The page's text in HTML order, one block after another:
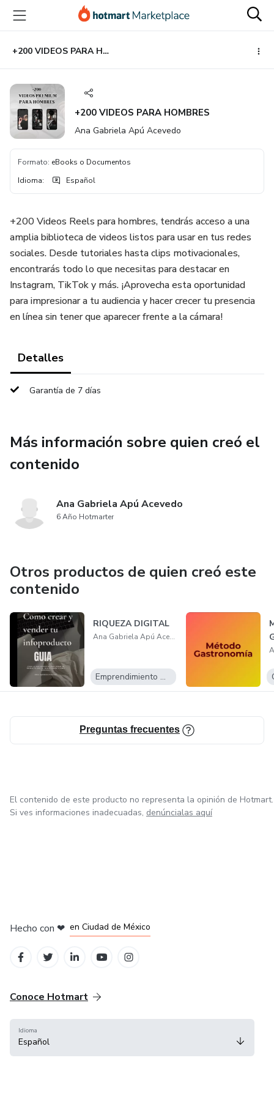
principal
página
de
página
+200 VIDEOS PARA HOMBRES
+200 VIDEOS PARA HOMBRES
Ana Gabriela Apú Acevedo
Formato: eBooks o Documentos
Idioma: Español
+200 Videos Reels para hombres, tendrás acceso a una
amplia biblioteca de videos listos para usar en tus redes
sociales. Desde tutoriales hasta clips motivacionales,
encontrarás todo lo que necesitas para destacar en
Instagram, TikTok y más. ¡Aprovecha esta oportunidad
para impresionar a tu audiencia y hacer crecer tu presencia
en línea sin tener que aparecer frente a la cámara!
Detalles
Garantía de 7 días
Más información sobre quien creó el
contenido
Ana Gabriela Apú Acevedo
6 Año Hotmarter
Otros productos de quien creó este
contenido
RIQUEZA DIGITAL
Ana Gabriela Apú Acevedo
Emprendimiento Digital
Preguntas frecuentes
El contenido de este producto no representa la opinión de Hotmart.
Si ves informaciones inadecuadas, denúncialas aquí
Hecho con ❤ en Ciudad de México
Conoce Hotmart
Idioma
Español